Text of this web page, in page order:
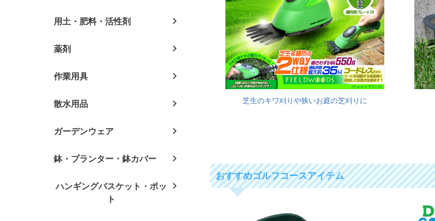
用土・肥料・活性剤
薬剤
作業用具
散水用品
ガーデンウェア
鉢・プランター・鉢カバー
ハンギングバスケット・ポッ
ト
芝生のキワ刈りや狭いお庭の芝刈りに
おすすめゴルフコースアイテム